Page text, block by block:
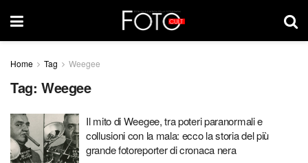
Home Tag Weegee
Tag: Weegee
Il mito di Weegee, tra poteri paranormali e
collusioni con la mala: ecco la storia del più
grande fotoreporter di cronaca nera